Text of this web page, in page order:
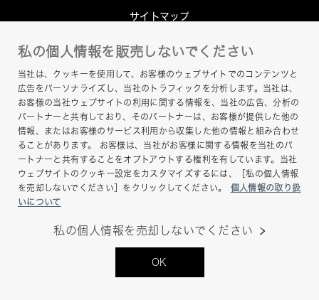
サイトマップ
Copyright © Hamamatsu Photonics K.K. and its
affiliates. All Rights Reserved.
私の個人情報を販売しないでください
当社は、クッキーを使用して、お客様のウェブサイトでのコンテンツと
広告をパーソナライズし、当社のトラフィックを分析します。当社は、
お客様の当社ウェブサイトの利用に関する情報を、当社の広告、分析の
パートナーと共有しており、そのパートナーは、お客様が提供した他の
情報、またはお客様のサービス利用から収集した他の情報と組み合わせ
ることがあります。 お客様は、当社がお客様に関する情報を当社のパ
ートナーと共有することをオプトアウトする権利を有しています。当社
ウェブサイトのクッキー設定をカスタマイズするには、［私の個人情報
を売却しないでください］をクリックしてください。
個人情報の取り扱
いについて
私の個人情報を売却しないでください
OK